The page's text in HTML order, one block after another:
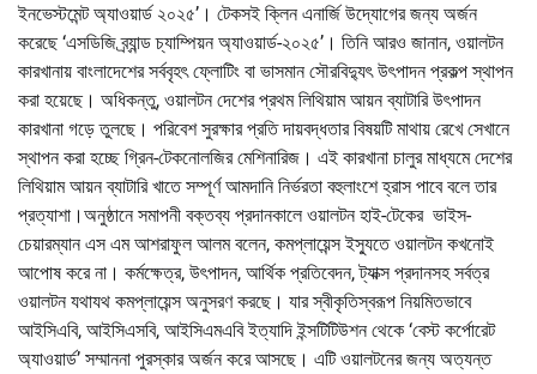
ইনভেস্টমেন্ট অ্যাওয়ার্ড ২০২৫’। টেকসই ক্লিন এনার্জি উদ্যোগের জন্য অর্জন
করেছে ‘এসডিজি ব্র্যান্ড চ্যাম্পিয়ন অ্যাওয়ার্ড-২০২৫’। তিনি আরও জানান, ওয়ালটন
কারখানায় বাংলাদেশের সর্ববৃহৎ ফ্লোটিং বা ভাসমান সৌরবিদ্যুৎ উৎপাদন প্রকল্প স্থাপন
করা হয়েছে। অধিকন্তু, ওয়ালটন দেশের প্রথম লিথিয়াম আয়ন ব্যাটারি উৎপাদন
কারখানা গড়ে তুলছে। পরিবেশ সুরক্ষার প্রতি দায়বদ্ধতার বিষয়টি মাথায় রেখে সেখানে
স্থাপন করা হচ্ছে গ্রিন-টেকনোলজির মেশিনারিজ। এই কারখানা চালুর মাধ্যমে দেশের
লিথিয়াম আয়ন ব্যাটারি খাতে সম্পূর্ণ আমদানি নির্ভরতা বহুলাংশে হ্রাস পাবে বলে তার
প্রত্যাশা।অনুষ্ঠানে সমাপনী বক্তব্য প্রদানকালে ওয়ালটন হাই-টেকের ভাইস-
চেয়ারম্যান এস এম আশরাফুল আলম বলেন, কমপ্লায়েন্স ইস্যুতে ওয়ালটন কখনোই
আপোষ করে না। কর্মক্ষেত্র, উৎপাদন, আর্থিক প্রতিবেদন, ট্যাক্স প্রদানসহ সর্বত্র
ওয়ালটন যথাযথ কমপ্লায়েন্স অনুসরণ করছে। যার স্বীকৃতিস্বরূপ নিয়মিতভাবে
আইসিএবি, আইসিএসবি, আইসিএমএবি ইত্যাদি ইন্সটিটিউশন থেকে ‘বেস্ট কর্পোরেট
অ্যাওয়ার্ড’ সম্মাননা পুরস্কার অর্জন করে আসছে। এটি ওয়ালটনের জন্য অত্যন্ত